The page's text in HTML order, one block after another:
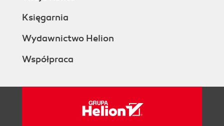
Księgarnia
Wydawnictwo Helion
Współpraca